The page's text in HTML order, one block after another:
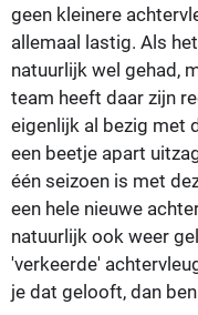
geen kleinere
allemaal lastig. Als
natuurlijk wel gehad,
team heeft daar zijn
eigenlijk al bezig met
een beetje apart
één seizoen is met
een hele nieuwe
natuurlijk ook weer
'verkeerde'
je dat gelooft, dan